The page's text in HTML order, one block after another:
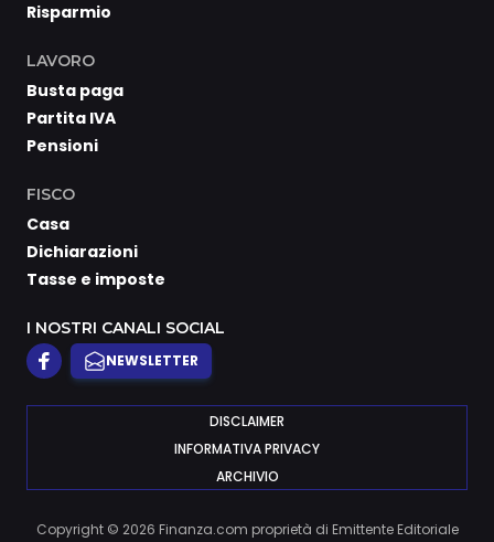
Risparmio
LAVORO
Busta paga
Partita IVA
Pensioni
FISCO
Casa
Dichiarazioni
Tasse e imposte
I NOSTRI CANALI SOCIAL
NEWSLETTER
DISCLAIMER
INFORMATIVA PRIVACY
ARCHIVIO
Copyright © 2026 Finanza.com proprietà di Emittente Editoriale